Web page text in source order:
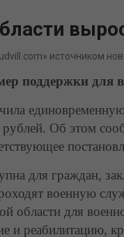
источником
поддержки для
Об этом
для граждан,
военную
области для
и реабилитацию,